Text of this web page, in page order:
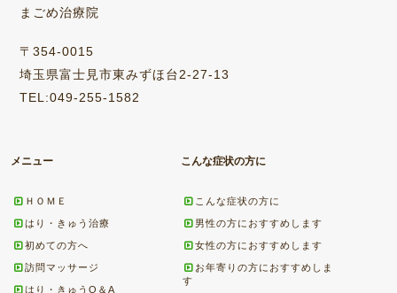
まごめ治療院
〒354-0015
埼玉県富士見市東みずほ台2-27-13
TEL:049-255-1582
メニュー
ＨＯＭＥ
はり・きゅう治療
初めての方へ
訪問マッサージ
はり・きゅうQ＆A
こんな症状の方に
こんな症状の方に
男性の方におすすめします
女性の方におすすめします
お年寄りの方におすすめしま
す